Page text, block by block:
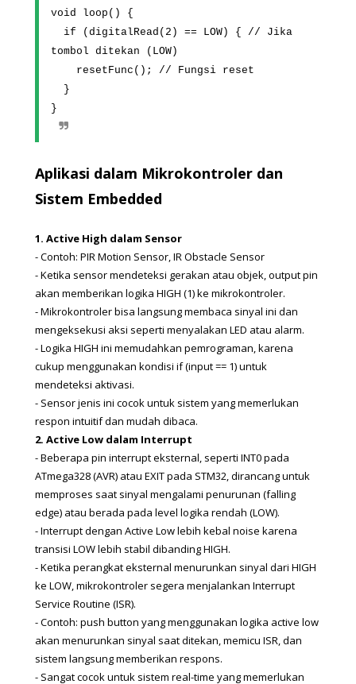
void loop() {
if (digitalRead(2) == LOW) { // Jika
tombol ditekan (LOW)
resetFunc(); // Fungsi reset
}
}
Aplikasi dalam Mikrokontroler dan
Sistem Embedded
1. Active High dalam Sensor
- Contoh: PIR Motion Sensor, IR Obstacle Sensor
- Ketika sensor mendeteksi gerakan atau objek, output pin
akan memberikan logika HIGH (1) ke mikrokontroler.
- Mikrokontroler bisa langsung membaca sinyal ini dan
mengeksekusi aksi seperti menyalakan LED atau alarm.
- Logika HIGH ini memudahkan pemrograman, karena
cukup menggunakan kondisi if (input == 1) untuk
mendeteksi aktivasi.
- Sensor jenis ini cocok untuk sistem yang memerlukan
respon intuitif dan mudah dibaca.
2. Active Low dalam Interrupt
- Beberapa pin interrupt eksternal, seperti INT0 pada
ATmega328 (AVR) atau EXIT pada STM32, dirancang untuk
memproses saat sinyal mengalami penurunan (falling
edge) atau berada pada level logika rendah (LOW).
- Interrupt dengan Active Low lebih kebal noise karena
transisi LOW lebih stabil dibanding HIGH.
- Ketika perangkat eksternal menurunkan sinyal dari HIGH
ke LOW, mikrokontroler segera menjalankan Interrupt
Service Routine (ISR).
- Contoh: push button yang menggunakan logika active low
akan menurunkan sinyal saat ditekan, memicu ISR, dan
sistem langsung memberikan respons.
- Sangat cocok untuk sistem real-time yang memerlukan